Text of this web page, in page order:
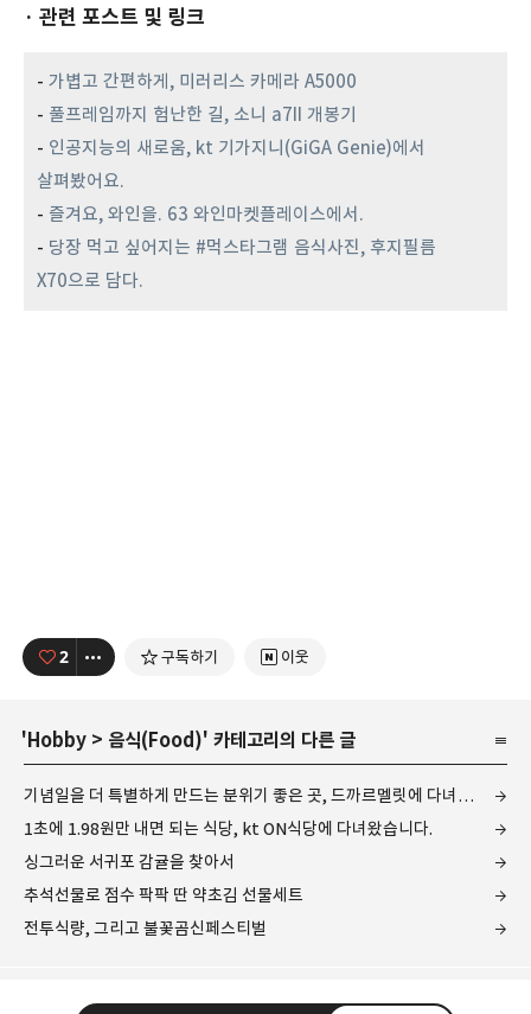
· 관련 포스트 및 링크
- 가볍고 간편하게, 미러리스 카메라 A5000
- 풀프레임까지 험난한 길, 소니 a7II 개봉기
- 인공지능의 새로움, kt 기가지니(GiGA Genie)에서
살펴봤어요.
- 즐겨요, 와인을. 63 와인마켓플레이스에서.
- 당장 먹고 싶어지는 #먹스타그램 음식사진, 후지필름
X70으로 담다.
2 구독하기 이웃
' Hobby > 음식(Food)' 카테고리의 다른 글
기념일을 더 특별하게 만드는 분위기 좋은 곳, 드까르멜릿에 다녀왔습니다.
1초에 1.98원만 내면 되는 식당, kt ON식당에 다녀왔습니다.
싱그러운 서귀포 감귤을 찾아서
추석선물로 점수 팍팍 딴 약초김 선물세트
전투식량, 그리고 불꽃곰신페스티벌